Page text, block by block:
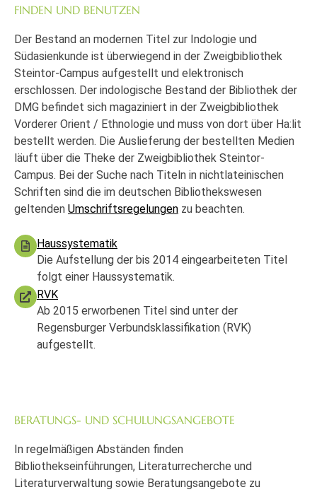
FINDEN UND BENUTZEN
Der Bestand an modernen Titel zur Indologie und
Südasienkunde ist überwiegend in der Zweigbibliothek
Steintor-Campus aufgestellt und elektronisch
erschlossen. Der indologische Bestand der Bibliothek der
DMG befindet sich magaziniert in der Zweigbibliothek
Vorderer Orient / Ethnologie und muss von dort über Ha:lit
bestellt werden. Die Auslieferung der bestellten Medien
läuft über die Theke der Zweigbibliothek Steintor-
Campus. Bei der Suche nach Titeln in nichtlateinischen
Schriften sind die im deutschen Bibliothekswesen
geltenden Umschriftsregelungen zu beachten.
Haussystematik
Die Aufstellung der bis 2014 eingearbeiteten Titel
folgt einer Haussystematik.
RVK
Ab 2015 erworbenen Titel sind unter der
Regensburger Verbundsklassifikation (RVK)
aufgestellt.
BERATUNGS- UND SCHULUNGSANGEBOTE
In regelmäßigen Abständen finden
Bibliothekseinführungen, Literaturrecherche und
Literaturverwaltung sowie Beratungsangebote zu